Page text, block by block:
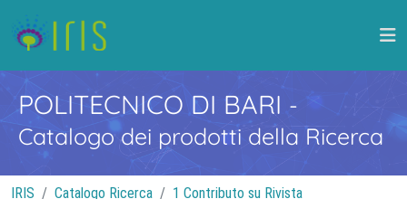
POLITECNICO DI BARI -
Catalogo dei prodotti della Ricerca
IRIS Catalogo Ricerca
1 Contributo su Rivista